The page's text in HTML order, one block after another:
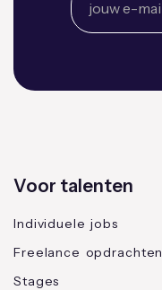
Voor talenten
Individuele jobs
Freelance opdrachten
Stages